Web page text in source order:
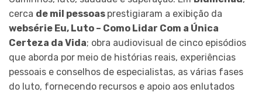
cerca de mil pessoas prestigiaram a exibição da
websérie Eu, Luto – Como Lidar Com a Única
Certeza da Vida; obra audiovisual de cinco episódios
que aborda por meio de histórias reais, experiências
pessoais e conselhos de especialistas, as várias fases
do luto, fornecendo recursos e apoio aos enlutados